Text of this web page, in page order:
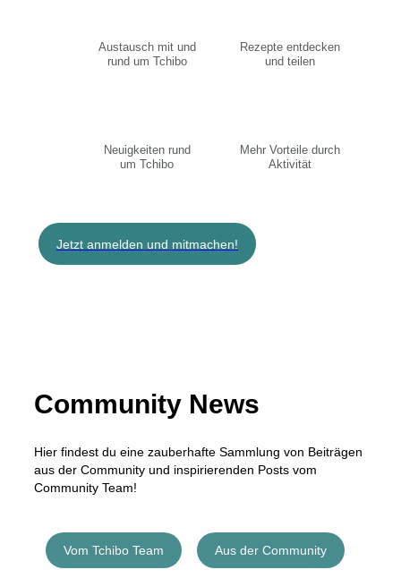
Austausch mit und
rund um Tchibo
Rezepte entdecken
und teilen
Neuigkeiten rund
um Tchibo
Mehr Vorteile durch
Aktivität
Jetzt anmelden und mitmachen!
Community News
Hier findest du eine zauberhafte Sammlung von Beiträgen
aus der Community und inspirierenden Posts vom
Community Team!
Vom Tchibo Team Aus der Community